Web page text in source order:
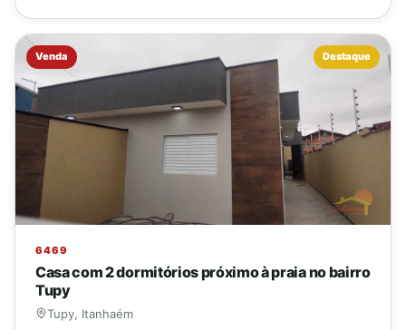
Venda Destaque
6469
Casa com 2 dormitórios próximo à praia no bairro
Tupy
Tupy, Itanhaém